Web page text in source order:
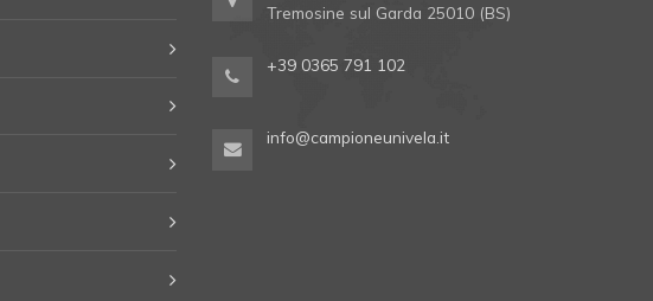
Tremosine sul Garda 25010 (BS)
+39 0365 791 102
info@campioneunivela.it